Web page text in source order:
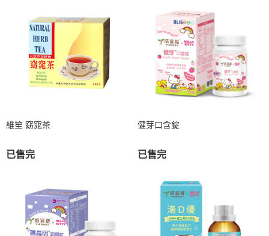
維笙 窈窕茶
已售完
健芽口含錠
已售完